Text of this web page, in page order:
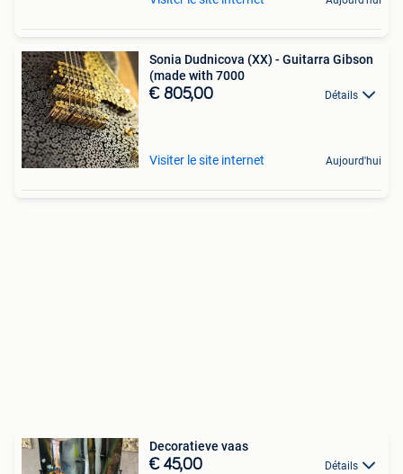
Sonia Dudnicova (XX) - Guitarra Gibson
(made with 7000
€ 805,00 Détails
Visiter le site internet Aujourd'hui
Decoratieve vaas
€ 45,00 Détails